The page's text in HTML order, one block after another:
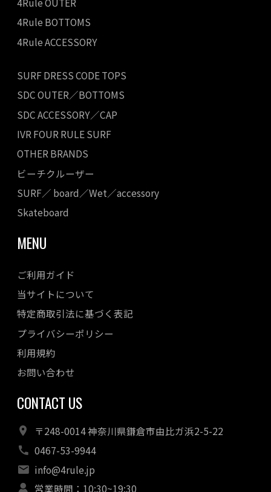
4Rule BOTTOMS
4Rule ACCESSORY
SURF DRESS CODE TOPS
SDC OUTER／BOTTOMS
SDC ACCESSORY／CAP
IVR FOUR RULE SURF
OTHER BRANDS
ビーチクルーザー
SURF／ board／Wet／accessory
Skateboard
MENU
ご利用ガイド
当サイトについて
特定商取引法に基づく表記
プライバシーポリシー
利用規約
お問い合わせ
CONTACT US
〒248-0014 神奈川県鎌倉市由比ガ浜2-5-22
0467-53-9944
info@4rule.jp
営業時間：10:30~19:30